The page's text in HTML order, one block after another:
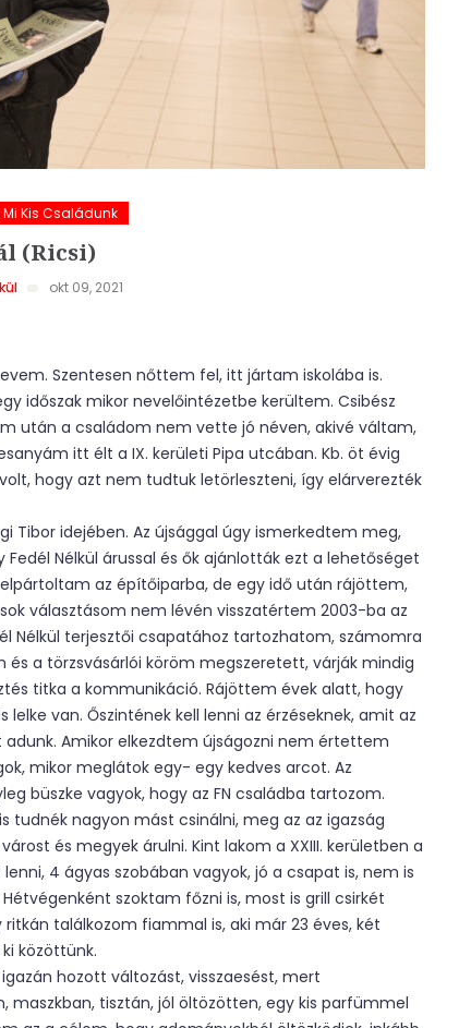
Mi Kis Családunk
(Ricsi)
okt 09, 2021
Szentesen nőttem fel, itt jártam iskolába is.
időszak mikor nevelőintézetbe kerültem. Csibész
után a családom nem vette jó néven, akivé váltam,
itt élt a IX. kerületi Pipa utcában. Kb. öt évig
hogy azt nem tudtuk letörleszteni, így elárverezték
Tibor idejében. Az újsággal úgy ismerkedtem meg,
Nélkül árussal és ők ajánlották ezt a lehetőséget
az építőiparba, de egy idő után rájöttem,
választásom nem lévén visszatértem 2003-ba az
Nélkül terjesztői csapatához tartozhatom, számomra
a törzsvásárlói köröm megszeretett, várják mindig
titka a kommunikáció. Rájöttem évek alatt, hogy
van. Őszintének kell lenni az érzéseknek, amit az
Amikor elkezdtem újságozni nem értettem
mikor meglátok egy- egy kedves arcot. Az
büszke vagyok, hogy az FN családba tartozom.
tudnék nagyon mást csinálni, meg az az igazság
és megyek árulni. Kint lakom a XXIII. kerületben a
4 ágyas szobában vagyok, jó a csapat is, nem is
szoktam főzni is, most is grill csirkét
találkozom fiammal is, aki már 23 éves, két
közöttünk.
hozott változást, visszaesést, mert
maszkban, tisztán, jól öltözötten, egy kis parfümmel